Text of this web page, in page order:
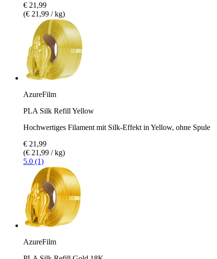
€ 21,99
(€ 21,99 / kg)
AzureFilm
PLA Silk Refill Yellow
Hochwertiges Filament mit Silk-Effekt in Yellow, ohne Spule
€ 21,99
(€ 21,99 / kg)
5.0 (1)
AzureFilm